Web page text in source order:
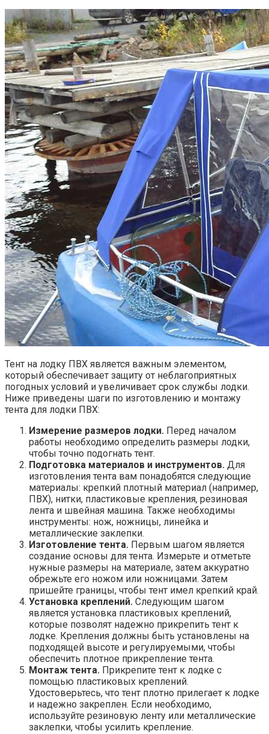
Тент на лодку ПВХ является важным элементом,
который обеспечивает защиту от неблагоприятных
погодных условий и увеличивает срок службы лодки.
Ниже приведены шаги по изготовлению и монтажу
тента для лодки ПВХ:
Измерение размеров лодки. Перед началом
работы необходимо определить размеры лодки,
чтобы точно подогнать тент.
Подготовка материалов и инструментов. Для
изготовления тента вам понадобятся следующие
материалы: крепкий плотный материал (например,
ПВХ), нитки, пластиковые крепления, резиновая
лента и швейная машина. Также необходимы
инструменты: нож, ножницы, линейка и
металлические заклепки.
Изготовление тента. Первым шагом является
создание основы для тента. Измерьте и отметьте
нужные размеры на материале, затем аккуратно
обрежьте его ножом или ножницами. Затем
пришейте границы, чтобы тент имел крепкий край.
Установка креплений. Следующим шагом
является установка пластиковых креплений,
которые позволят надежно прикрепить тент к
лодке. Крепления должны быть установлены на
подходящей высоте и регулируемыми, чтобы
обеспечить плотное прикрепление тента.
Монтаж тента. Прикрепите тент к лодке с
помощью пластиковых креплений.
Удостоверьтесь, что тент плотно прилегает к лодке
и надежно закреплен. Если необходимо,
используйте резиновую ленту или металлические
заклепки, чтобы усилить крепление.